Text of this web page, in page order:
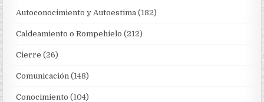
Autoconocimiento y Autoestima (182)
Caldeamiento o Rompehielo (212)
Cierre (26)
Comunicación (148)
Conocimiento (104)